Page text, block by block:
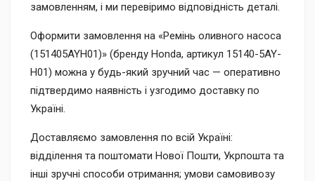
замовленням, і ми перевіримо відповідність деталі.
Оформити замовлення на «Ремінь оливного насоса
(151405AYH01)» (бренду Honda, артикул 15140-5AY-
H01) можна у будь-який зручний час — оперативно
підтвердимо наявність і узгодимо доставку по
Україні.
Доставляємо замовлення по всій Україні:
відділення та поштомати Нової Пошти, Укрпошта та
інші зручні способи отримання; умови самовивозу